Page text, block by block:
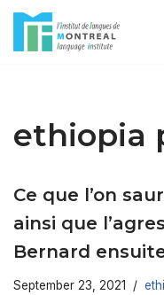
Skip
ethiopia
Ce que l’on
ainsi que
Bernard
September 23, 2021